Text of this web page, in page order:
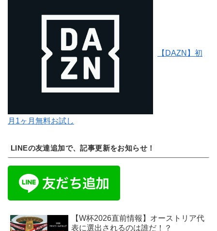
【DAZN】初
月1ヶ月無料お試し
LINEの友達追加で、記事更新をお知らせ！
【W杯2026直前情報】オーストリア代
表に選出されるのは誰だ！？